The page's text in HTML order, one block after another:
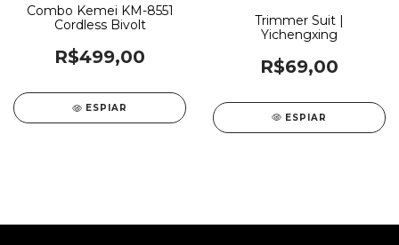
Combo Kemei KM-8551
Cordless Bivolt
R$499,00
ESPIAR
Trimmer Suit |
Yichengxing
R$69,00
ESPIAR